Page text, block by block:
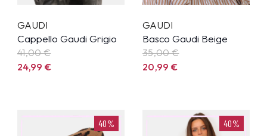
GAUDI
Cappello Gaudi Grigio
41,00 €
24,99€
GAUDI
Basco Gaudi Beige
35,00 €
20,99€
40% 40%